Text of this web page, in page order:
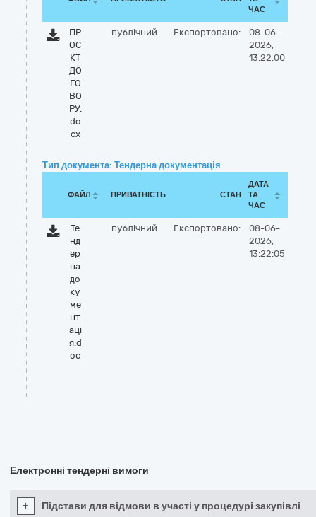
ЧАС
ПР
ОЄ
КТ
ДО
ГО
ВО
РУ.
do
cx
публічний Експортовано:
08-06-
2026,
13:22:00
Тип документа: Тендерна документація
ФАЙЛ ПРИВАТНІСТЬ СТАН
ДАТА
ТА
ЧАС
Те
нд
ер
на
до
ку
ме
нт
аці
я.d
oc
публічний Експортовано:
08-06-
2026,
13:22:05
Електронні тендерні вимоги
+ Підстави для відмови в участі у процедурі закупівлі